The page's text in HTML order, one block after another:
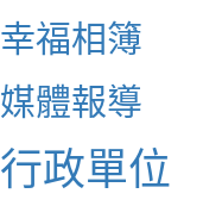
幸福相簿
媒體報導
行政單位